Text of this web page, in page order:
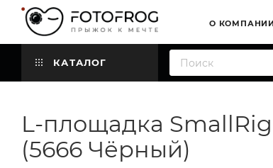
О КОМПАНИИ
КАТАЛОГ
L-площадка SmallRig
(5666 Чёрный)